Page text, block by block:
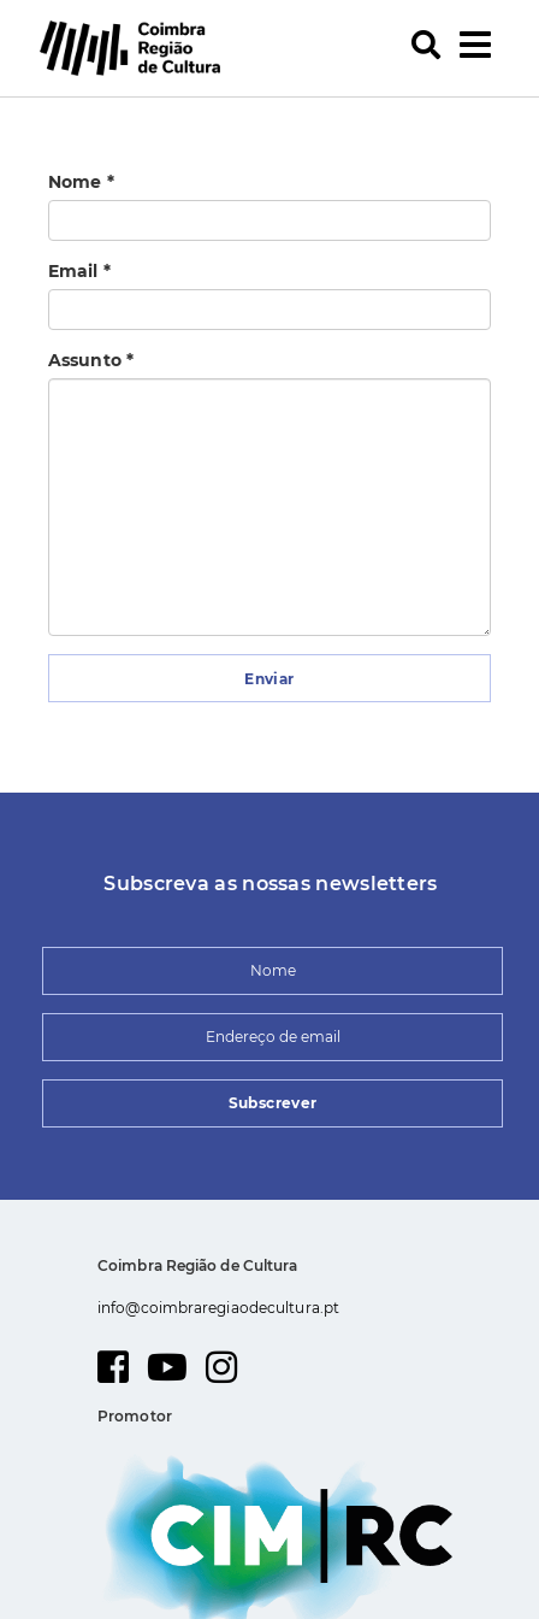
Nome *
Email *
Assunto *
Enviar
Subscreva as nossas newsletters
Subscrever
Coimbra Região de Cultura
info@coimbraregiaodecultura.pt
Promotor